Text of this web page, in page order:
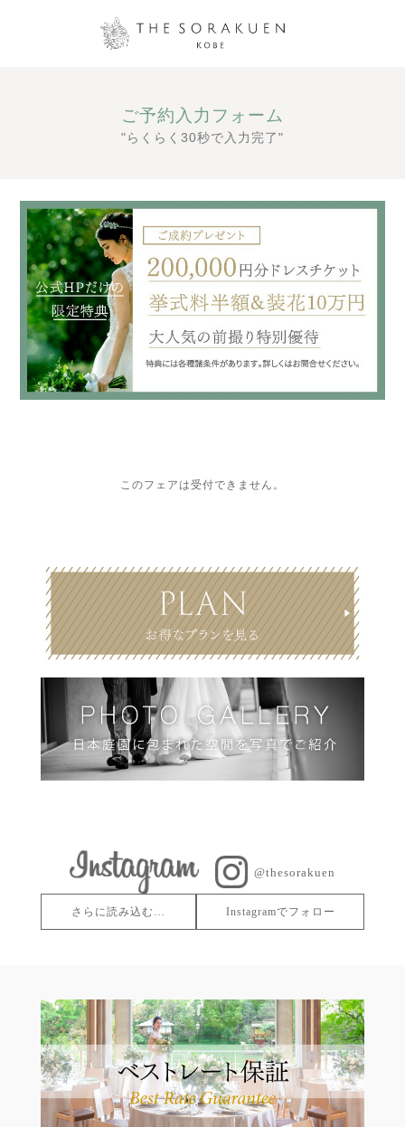
ご予約入力フォーム
"らくらく30秒で入力完了"
このフェアは受付できません。
@thesorakuen
さらに読み込む… Instagramでフォロー